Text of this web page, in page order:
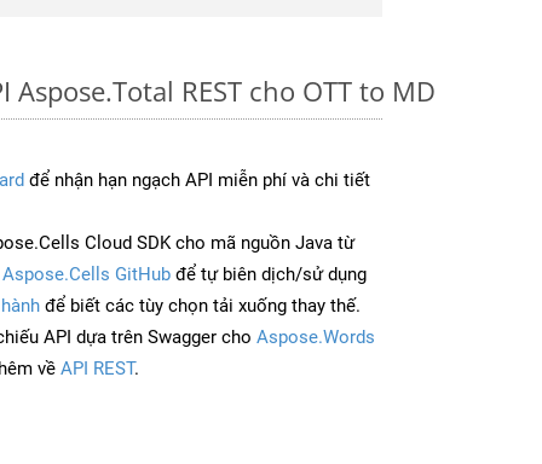
REST cho OTT to MD
để nhận hạn ngạch API miễn phí và chi tiết
Cloud SDK cho mã nguồn Java từ
Aspose.Cells GitHub để tự biên dịch/sử dụng
để biết các tùy chọn tải xuống thay thế.
API dựa trên Swagger cho Aspose.Words
về API REST.